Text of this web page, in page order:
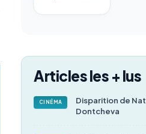
Articles les + lus
CINÉMA
Disparition de
Dontcheva